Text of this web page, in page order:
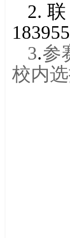
2.
3.参
校内